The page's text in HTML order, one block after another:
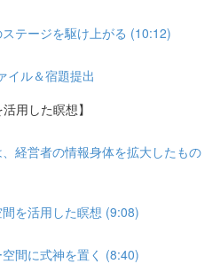
テージを駆け上がる (10:12)
ル＆宿題提出
用した瞑想】
経営者の情報身体を拡大したもの
を活用した瞑想 (9:08)
間に式神を置く (8:40)